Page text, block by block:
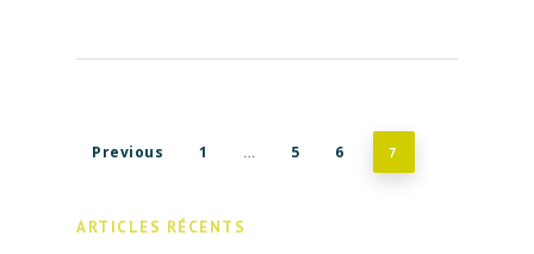
Previous 1 … 5 6 7
ARTICLES RÉCENTS